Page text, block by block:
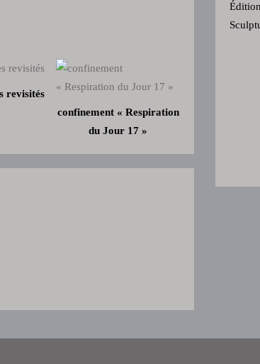
revisités
confinement « Respiration
du Jour 17 »